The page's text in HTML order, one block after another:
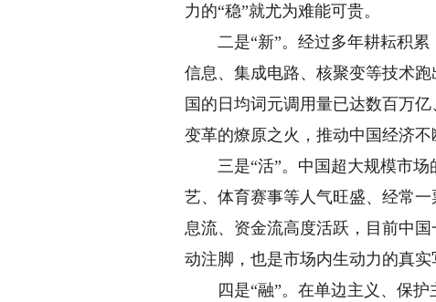
力的“稳”就尤为难能可贵。
二是“新”。经过多年耕耘积累
信息、集成电路、核聚变等技术
国的日均词元调用量已达数百万
变革的燎原之火，推动中国经济不
三是“活”。中国超大规模市场
艺、体育赛事等人气旺盛、经常
息流、资金流高度活跃，目前中
动注脚，也是市场内生动力的真
四是“融”。在单边主义、保护